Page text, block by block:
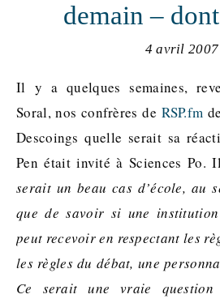
demain –
4 avril 2007
Il y a quelques semaines, revenant sur l’affaire
Soral, nos confrères de RSP.fm
Descoings quelle serait sa
Pen était invité à Sciences Po.
serait un beau cas d’école, au
que de savoir si une institution
peut recevoir en respectant les
les règles du débat, une
Ce serait une vraie